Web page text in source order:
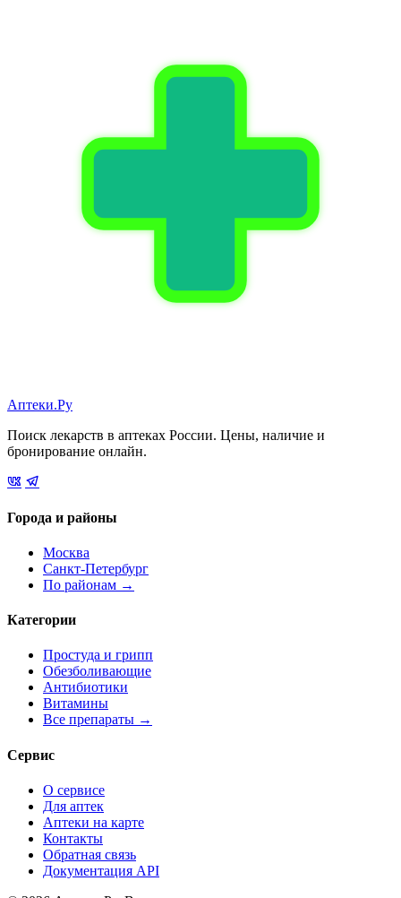
Аптеки.Ру
Поиск лекарств в аптеках России. Цены, наличие и
бронирование онлайн.
Города и районы
Москва
Санкт-Петербург
По районам →
Категории
Простуда и грипп
Обезболивающие
Антибиотики
Витамины
Все препараты →
Сервис
О сервисе
Для аптек
Аптеки на карте
Контакты
Обратная связь
Документация API